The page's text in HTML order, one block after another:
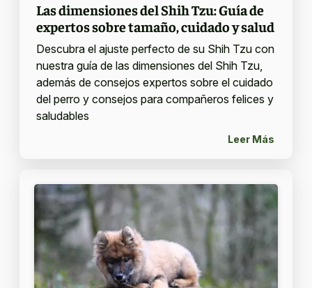
Las dimensiones del Shih Tzu: Guía de
expertos sobre tamaño, cuidado y salud
Descubra el ajuste perfecto de su Shih Tzu con
nuestra guía de las dimensiones del Shih Tzu,
además de consejos expertos sobre el cuidado
del perro y consejos para compañeros felices y
saludables
Leer Más